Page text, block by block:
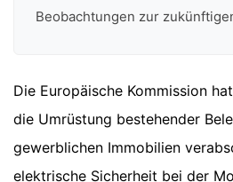
Beobachtungen zur
Die Europäische Kommission
die Umrüstung bestehender
gewerblichen Immobilien
elektrische Sicherheit bei der